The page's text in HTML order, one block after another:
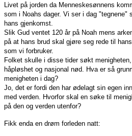
Livet på jorden da Menneskesønnens
som i Noahs dager. Vi ser i dag
hans gjenkomst.
Slik Gud ventet 120 år på Noah mens
på at hans brud skal gjøre seg rede til
som vi forbruker.
Folket skulle i disse tider søkt
håpløshet og nasjonal nød. Hva er så
menigheten i dag?
Jo, det er fordi den har ødelagt sin egen
med verden. Hvorfor skal en søke til
på den og verden utenfor?
Fikk enda en drøm forleden natt: